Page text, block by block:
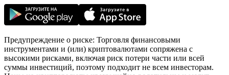
Предупреждение о риске: Торговля финансовыми
инструментами и (или) криптовалютами сопряжена с
высокими рисками, включая риск потери части или всей
суммы инвестиций, поэтому подходит не всем инвесторам.